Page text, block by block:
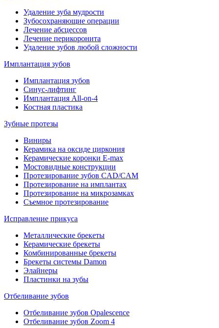
Удаление зуба мудрости
Зубосохраняющие операции
Лечение абсцессов
Лечение перикоронита
Удаление зубов любой сложности
Имплантация зубов
Имплантация зубов
Синус-лифтинг
Имплантация All-on-4
Костная пластика
Зубные протезы
Виниры
Керамика на оксиде циркония
Керамические коронки E-max
Мостовидные конструкции
Протезирование зубов CAD/CAM
Протезирование на имплантах
Протезирование на микрозамках
Съемное протезирование
Исправление прикуса
Металлические брекеты
Керамические брекеты
Комбинированные брекеты
Брекеты системы Damon
Элайнеры
Пластинки на зубы
Отбеливание зубов
Отбеливание зубов Opalescence
Отбеливание зубов Zoom 4